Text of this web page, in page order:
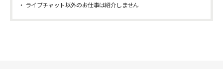
ライブチャット以外のお仕事は紹介しません